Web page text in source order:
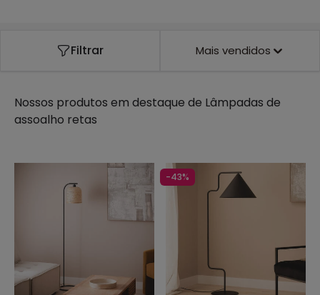
Filtrar Mais vendidos
Nossos produtos em destaque de Lâmpadas de
assoalho retas
-43%